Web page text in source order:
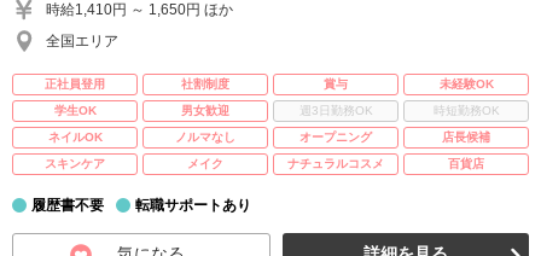
時給1,410円 ～ 1,650円 ほか
全国エリア
正社員登用 社割制度 賞与
未経験OK
学生OK
男女歓迎 週3日勤務OK
時短勤務OK
ネイルOK
ノルマなし オープニング
店長候補
スキンケア
メイク ナチュラルコスメ 百貨店
履歴書不要 転職サポートあり